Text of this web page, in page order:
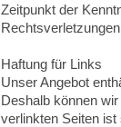
Zeitpunkt der
Haftung für Links
Unser Angebot
Deshalb können
verlinkten Seiten ist